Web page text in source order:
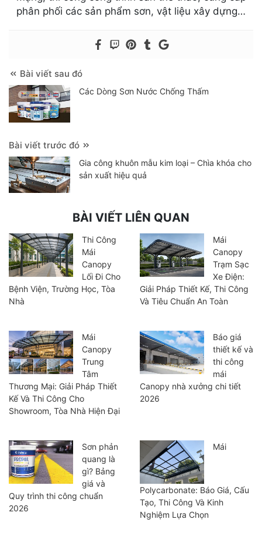
phân phối các sản phẩm sơn, vật liệu xây dựng…
Bài viết sau đó
Các Dòng Sơn Nước Chống Thấm
Bài viết trước đó
Gia công khuôn mẫu kim loại – Chìa khóa cho
sản xuất hiệu quả
BÀI VIẾT LIÊN QUAN
Thi Công
Mái
Canopy
Lối Đi Cho
Bệnh Viện, Trường Học, Tòa
Nhà
Mái
Canopy
Trạm Sạc
Xe Điện:
Giải Pháp Thiết Kế, Thi Công
Và Tiêu Chuẩn An Toàn
Mái
Canopy
Trung
Tâm
Thương Mại: Giải Pháp Thiết
Kế Và Thi Công Cho
Showroom, Tòa Nhà Hiện Đại
Báo giá
thiết kế và
thi công
mái
Canopy nhà xưởng chi tiết
2026
Sơn phản
quang là
gì? Bảng
giá và
Quy trình thi công chuẩn
2026
Mái
Polycarbonate: Báo Giá, Cấu
Tạo, Thi Công Và Kinh
Nghiệm Lựa Chọn